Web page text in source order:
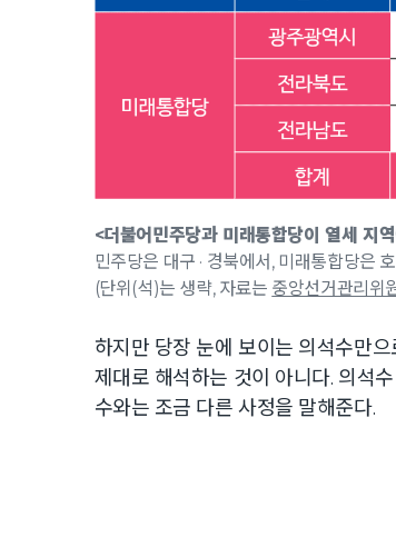
<더불어민주당과 미래통합당이 열세 지
민주당은 대구 · 경북에서, 미래통합당은
(단위(석)는 생략, 자료는 중앙선거관리위
하지만 당장 눈에 보이는 의석수만
제대로 해석하는 것이 아니다. 의석
수와는 조금 다른 사정을 말해준다.